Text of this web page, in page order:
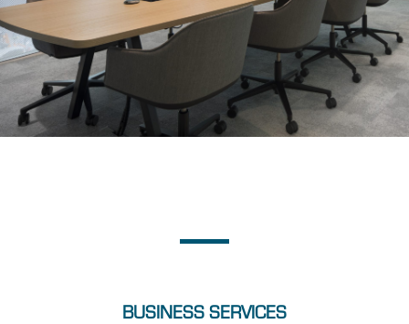
BUSINESS SERVICES